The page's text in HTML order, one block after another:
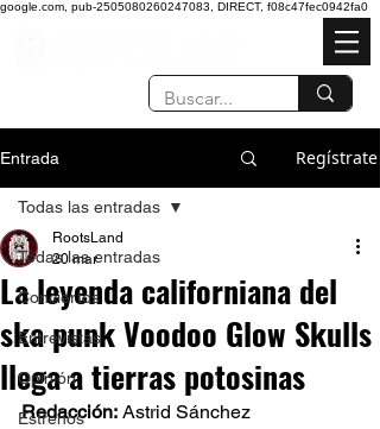
google.com, pub-2505080260247083, DIRECT, f08c47fec0942fa0
Entrada Regístrate
Todas las entradas
Conciertos
Entrevistas
Opinión
Estrenos
Todas las entradas
La leyenda californiana del
ska punk Voodoo Glow Skulls
llega a tierras potosinas
RootsLand
20 mar
Redacción: Astrid Sánchez